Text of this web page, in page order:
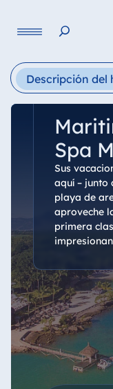
Deutsch
Descripción del
Spa
Sus
aquí – junto
playa de
aproveche
primera